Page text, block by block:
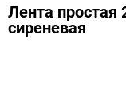
Лента простая
сиреневая